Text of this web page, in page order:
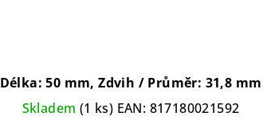
Délka: 50 mm, Zdvih / Průměr: 31,8 mm
Skladem (1 ks) EAN: 817180021592